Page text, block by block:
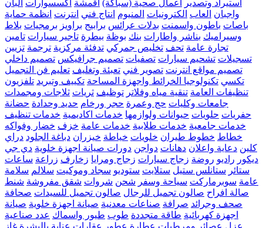
استيراد وتصدير
اعمال صحية (سباكة) اقمشة اكسسوارات البان
واجبان العاب الكترونيات المنيوم انتاج فني انترنت انظمة حماية
باصات باطون واسمنت بدلات عرائس برابيج براويز برمجيات بلاط
وسيراميك بناشر واطارات بنك بوظة بيطرة تاجير سيارات تامين
تجارة عامة تحف تخليص جمركي تدفئة مركزية ترجمة تزيين
تسجيلات تشحيم سيارات تصفيات تصميم جرافيكس تصميم داخلي
تصميم مواقع انترنت تصوير فني تعبئة وتغليف تعليم فن التجميل
تكسي تكنولوجيا الخرائط واجهزة المساحة تكييف وتبريد تلفزيون
تنظيفات العامة تنقية مياه وفلاتر توظيف ثريات ثلاجات ومجمدات
جامعات وكليات حج وعمرة حجر ورخام حديد وحدادة حضانة
حفريات حلويات حيوانات ولوازمها خدمات اكاديمية خدمات تنظيف
خدمات جامعية خدمات طلابية خدمات عامة خزف خضار وفواكه
خطاط خطوط طيران خلويات خياطة خيزران دباغة الجلود دراي
كلين دعاية واعلان دهانات دواجن دورات صيانة اجهزة خلوية دي جي
ديكور راديو روضة زجاج سيارات زجاج ومرايا زخارف زراعة ساعات
ستائر ستانلس ستيل ستلايت ستوديو سجاد وموكيت سلالم سلامة
عامة سوبرماركت سياحة وسفر شحن شروات شقق مفروشة شنط
صالة افراح صالون تجميل للرجال صالون تجميل للسيدات صحافة
صحف وجرائد صرافة صناعات معدنية صيانة اجهزة خلوية صيانة
اجهزة كهربائية طاقة متجددة طوب طيور واسماك عدد صناعية
عزل عصائر ومرطبات عطارة عطور عقارات عناية بالبشرة غاز